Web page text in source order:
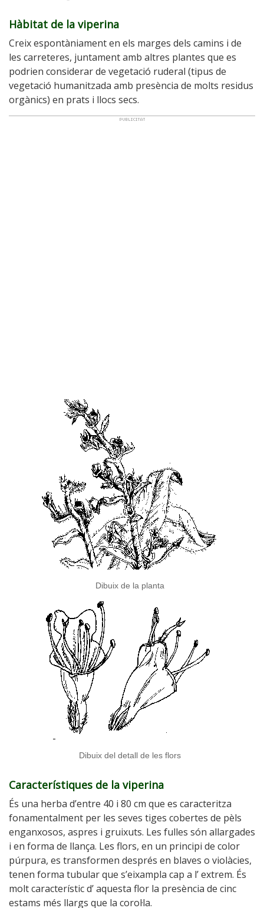
Hàbitat de la viperina
Creix espontàniament en els marges dels camins i de
les carreteres, juntament amb altres plantes que es
podrien considerar de vegetació ruderal (tipus de
vegetació humanitzada amb presència de molts residus
orgànics) en prats i llocs secs.
Dibuix de la planta
Dibuix del detall de les flors
Característiques de la viperina
És una herba d’entre 40 i 80 cm que es caracteritza
fonamentalment per les seves tiges cobertes de pèls
enganxosos, aspres i gruixuts. Les fulles són allargades
i en forma de llança. Les flors, en un principi de color
púrpura, es transformen després en blaves o violàcies,
tenen forma tubular que s’eixampla cap a l’ extrem. És
molt característic d’ aquesta flor la presència de cinc
estams més llargs que la corol·la.